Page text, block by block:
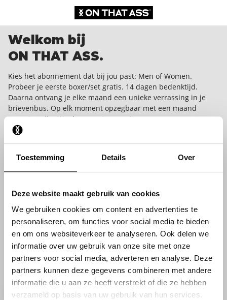
Toestemming Details Over
Deze website maakt gebruik van cookies
We gebruiken cookies om content en advertenties te
personaliseren, om functies voor social media te bieden
en om ons websiteverkeer te analyseren. Ook delen we
informatie over uw gebruik van onze site met onze
partners voor social media, adverteren en analyse. Deze
partners kunnen deze gegevens combineren met andere
informatie die u aan ze heeft verstrekt of die ze hebben
verzameld op basis van uw gebruik van hun services.
Welkom bij
ON THAT ASS.
Kies het abonnement dat bij jou past: Men of Women.
Probeer je eerste boxer/set gratis. 14 dagen bedenktijd.
Daarna ontvang je elke maand een unieke verrassing in je
brievenbus. Op elk moment opzegbaar met een maand
opzegtermijn. We dare you to wear it.